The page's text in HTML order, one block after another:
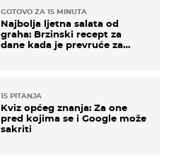
GOTOVO ZA 15 MINUTA
Najbolja ljetna salata od
graha: Brzinski recept za
dane kada je prevruće za
15 PITANJA
Kviz općeg znanja: Za one
pred kojima se i Google može
sakriti